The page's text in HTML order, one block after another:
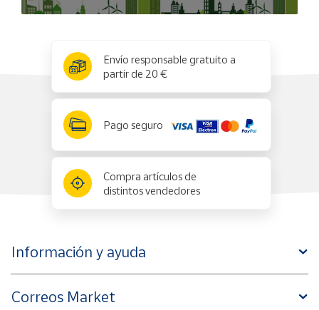
Envío responsable gratuito a
partir de 20 €
Pago seguro
Compra artículos de
distintos vendedores
Información y ayuda
Correos Market